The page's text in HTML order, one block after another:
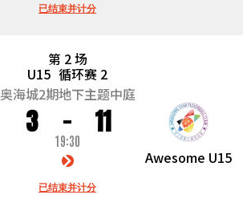
已结束并计分
第 2 场
U15 循环赛 2
奥海城2期地下主题中庭
3 11
19:30
已结束并计分
Awesome U15